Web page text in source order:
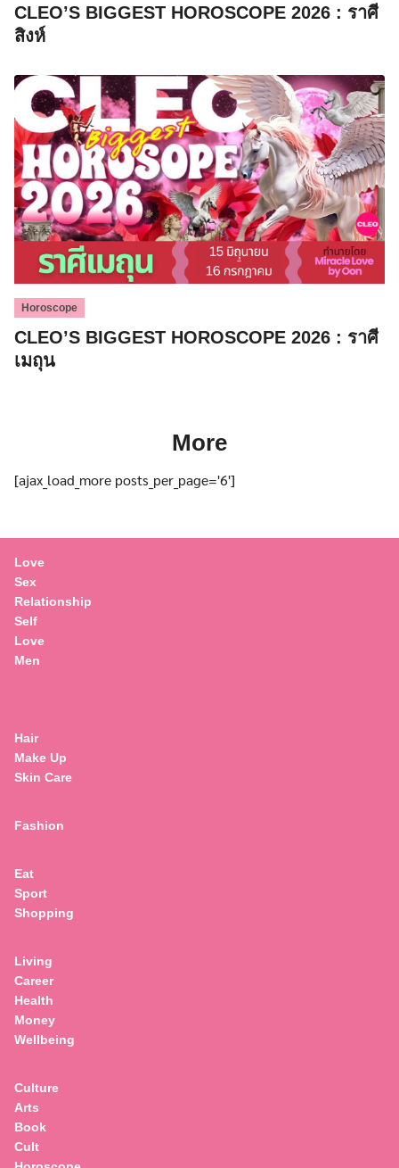
CLEO’S BIGGEST HOROSCOPE 2026 : ราศี
สิงห์
Horoscope
CLEO’S BIGGEST HOROSCOPE 2026 : ราศี
เมถุน
More
[ajax_load_more posts_per_page='6']
Love
Sex
Relationship
Self
Love
Men
Hair
Make Up
Skin Care
Fashion
Eat
Sport
Shopping
Living
Career
Health
Money
Wellbeing
Culture
Arts
Book
Cult